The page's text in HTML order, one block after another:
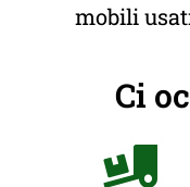
mobili
Ci